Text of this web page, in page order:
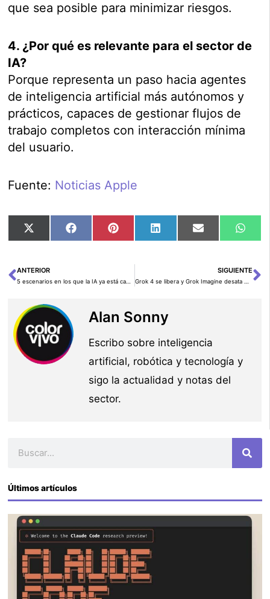
que sea posible para minimizar riesgos.
4. ¿Por qué es relevante para el sector de
IA?
Porque representa un paso hacia agentes
de inteligencia artificial más autónomos y
prácticos, capaces de gestionar flujos de
trabajo completos con interacción mínima
del usuario.
Fuente: Noticias Apple
Compartir
en
X
Compartir
en
FacebookCompartir
en
PinterestCompartir
en
LinkedInCompartir
en
Email
en
Ant
ANTERIOR
5 escenarios en los que la IA ya está cambiando el fútbol
SIGUIENTE
Grok 4 se libera y Grok Imagine desata polémica por deepfakes explícitos
Alan Sonny
Escribo sobre inteligencia
artificial, robótica y tecnología y
sigo la actualidad y notas del
sector.
Últimos artículos